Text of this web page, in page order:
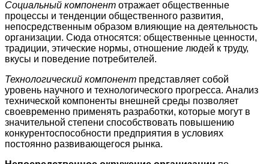
Социальный компонент отражает общественные
процессы и тенденции общественного развития,
непосредственным образом влияющие на деятельность
организации. Сюда относятся: общественные ценности,
традиции, этические нормы, отношение людей к труду,
вкусы и поведение потребителей.
Технологический компонент представляет собой
уровень научного и технологического прогресса. Анализ
технической компоненты внешней среды позволяет
своевременно применять разработки, которые могут в
значительной степени способствовать повышению
конкурентоспособности предприятия в условиях
постоянно развивающегося рынка.